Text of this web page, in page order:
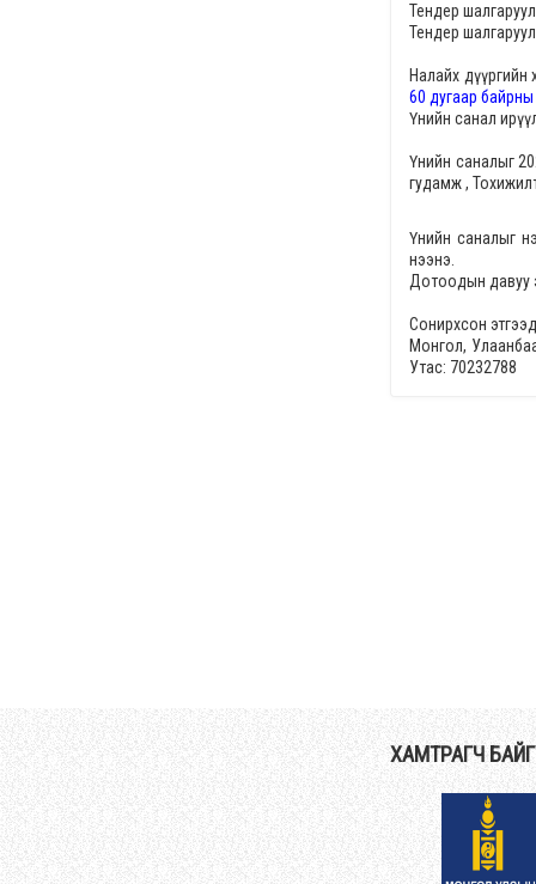
Тендер
Тендер
Налайх
60 дугаар
Үнийн санал
Үнийн саналыг
гудамж ,
Үнийн саналыг
нээнэ.
Дотоодын давуу
Сонирхсон
Монгол,
Утас: 70232788
ХАМТРАГЧ